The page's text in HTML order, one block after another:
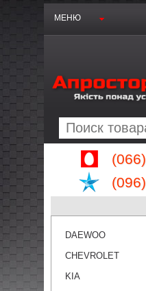
(066)
(096)
МЕНЮ
DAEWOO
CHEVROLET
KIA